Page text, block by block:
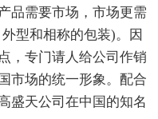
品需要市场，市场更需
型和相称的包装)。因
，专门请人给公司作销
市场的统一形象。配合
盛天公司在中国的知名